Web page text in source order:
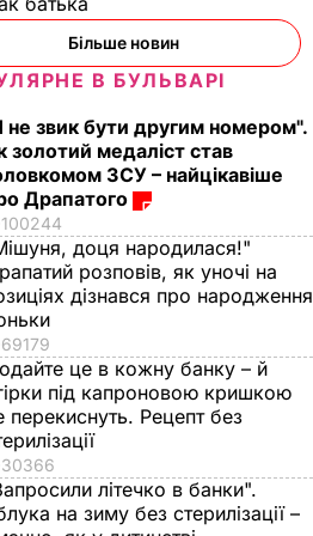
на
Більше новин
В БУЛЬВАРІ
не звик бути другим номером".
золотий медаліст став
ЗСУ – найцікавіше
Драпатого
100244
доця народилася!"
розповів, як уночі на
дізнався про народження
69179
це в кожну банку – й
під капроновою кришкою
перекиснуть. Рецепт без
30366
літечко в банки".
на зиму без стерилізації –